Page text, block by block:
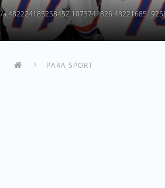
PARA SPORT